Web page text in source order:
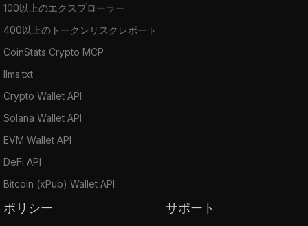
100以上のエクスプローラー
400以上のトークンリスクレポート
CoinStats Crypto MCP
llms.txt
Crypto Wallet API
Solana Wallet API
EVM Wallet API
DeFi API
Bitcoin (xPub) Wallet API
ポリシー サポート